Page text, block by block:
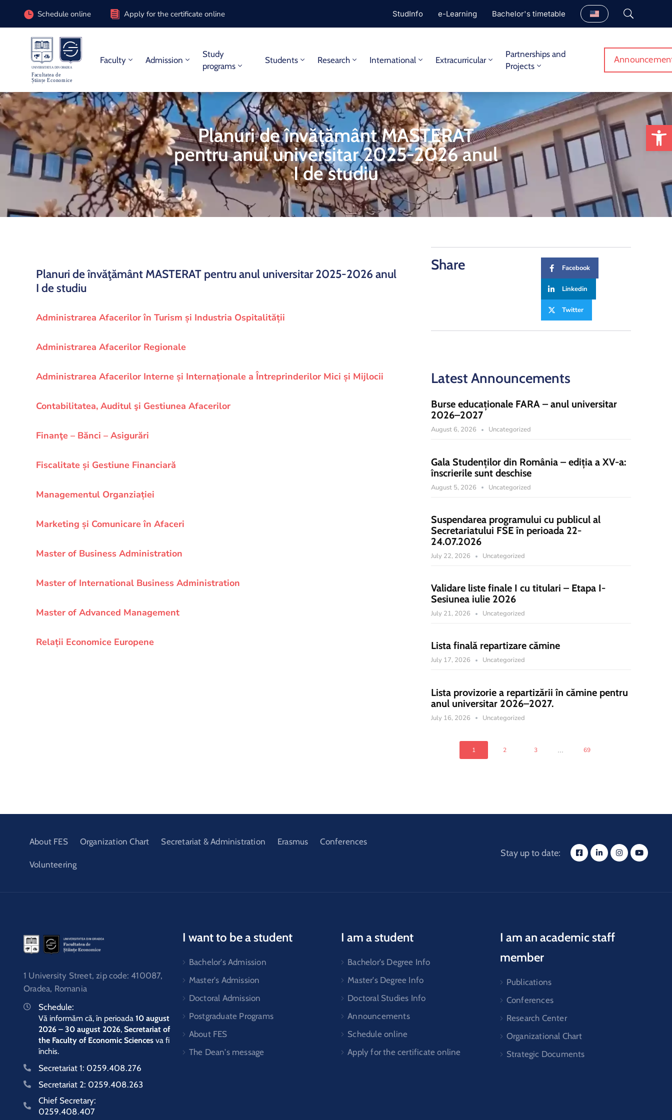
Schedule online Apply for the certificate online StudInfo e-Learning Bachelor's timetable
Faculty Admission
Study
programs
Students Research International Extracurricular
Partnerships and
Projects
Planuri de învăţământ MASTERAT
pentru anul universitar 2025-2026 anul
I de studiu
Planuri de învăţământ MASTERAT pentru anul universitar 2025-2026 anul
I de studiu
Administrarea Afacerilor în Turism și Industria Ospitalității
Administrarea Afacerilor Regionale
Administrarea Afacerilor Interne și Internaționale a Întreprinderilor Mici și Mijlocii
Contabilitatea, Auditul şi Gestiunea Afacerilor
Finanţe – Bănci – Asigurări
Fiscalitate și Gestiune Financiară
Managementul Organziației
Marketing și Comunicare în Afaceri
Master of Business Administration
Master of International Business Administration
Master of Advanced Management
Relații Economice Europene
Share Facebook
Linkedin
Twitter
Latest Announcements
Burse educaționale FARA – anul universitar
2026–2027
August 6, 2026 Uncategorized
Gala Studenților din România – ediția a XV-a:
înscrierile sunt deschise
August 5, 2026 Uncategorized
Suspendarea programului cu publicul al
Secretariatului FSE în perioada 22-
24.07.2026
July 22, 2026 Uncategorized
Validare liste finale I cu titulari – Etapa I-
Sesiunea iulie 2026
July 21, 2026 Uncategorized
Lista finală repartizare cămine
July 17, 2026 Uncategorized
Lista provizorie a repartizării în cămine pentru
anul universitar 2026–2027.
July 16, 2026 Uncategorized
1 2 3 ... 69
About FES Organization Chart Secretariat & Administration Erasmus Conferences
Volunteering
Stay up to date:
1 University Street, zip code: 410087,
Oradea, Romania
Schedule:
Vă informăm că, în perioada 10 august
2026 – 30 august 2026, Secretariat of
the Faculty of Economic Sciences va fi
închis.
Secretariat 1: 0259.408.276
Secretariat 2: 0259.408.263
Chief Secretary:
0259.408.407
I want to be a student
Bachelor's Admission
Master's Admission
Doctoral Admission
Postgraduate Programs
About FES
The Dean's message
I am a student
Bachelor's Degree Info
Master's Degree Info
Doctoral Studies Info
Announcements
Schedule online
Apply for the certificate online
I am an academic staff
member
Publications
Conferences
Research Center
Organizational Chart
Strategic Documents